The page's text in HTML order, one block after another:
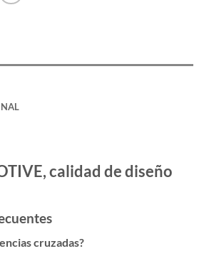
calidad de diseño
cruzadas?